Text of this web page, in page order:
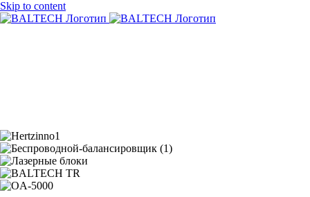
Skip to content